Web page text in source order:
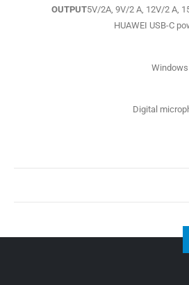
OUTPUT5V/2A, 9V/2 A, 12V/2 A,
HUAWEI USB-C
Digital